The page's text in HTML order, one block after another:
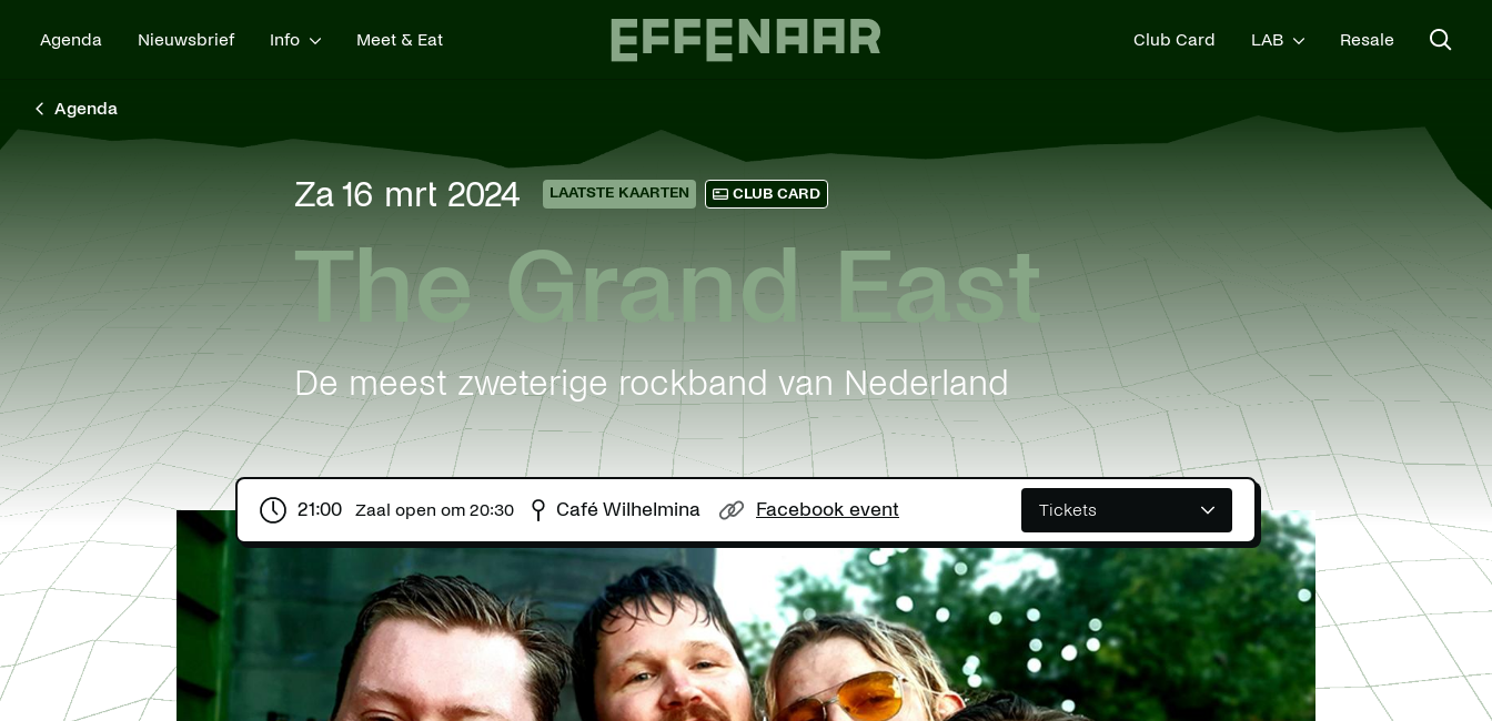
Agenda Nieuwsbrief Info Meet & Eat Club Card LAB Resale
Agenda
za 16 mrt 2024 LAATSTE KAARTEN CLUB CARD
The Grand East
De meest zweterige rockband van Nederland
21:00 Zaal open om 20:30 Café Wilhelmina Facebook event Tickets